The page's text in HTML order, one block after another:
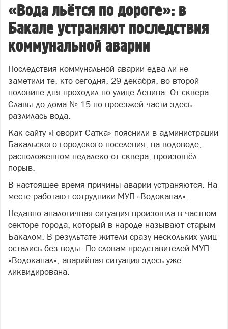
«Вода льётся по дороге»: в
Бакале устраняют последствия
коммунальной аварии
Последствия коммунальной аварии едва ли не
заметили те, кто сегодня, 29 декабря, во второй
половине дня проходил по улице Ленина. От сквера
Славы до дома № 15 по проезжей части здесь
разлилась вода.
Как сайту «Говорит Сатка» пояснили в администрации
Бакальского городского поселения, на водоводе,
расположенном недалеко от сквера, произошёл
порыв.
В настоящее время причины аварии устраняются. На
месте работают сотрудники МУП «Водоканал».
Недавно аналогичная ситуация произошла в частном
секторе города, который в народе называют старым
Бакалом. В результате жители сразу нескольких улиц
остались без воды. По словам представителей МУП
«Водоканал», аварийная ситуация здесь уже
ликвидирована.